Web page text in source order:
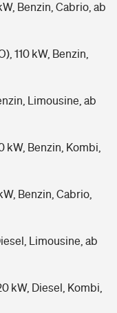
Benzin, Cabrio, ab
110 kW, Benzin,
Limousine, ab
kW, Benzin, Kombi,
Benzin, Cabrio,
Limousine, ab
kW, Diesel, Kombi,